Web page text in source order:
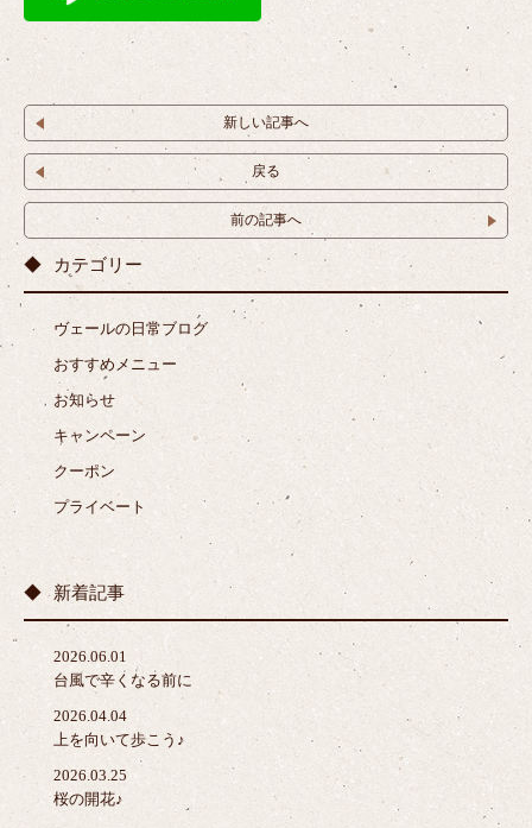
新しい記事へ
戻る
前の記事へ
カテゴリー
ヴェールの日常ブログ
おすすめメニュー
お知らせ
キャンペーン
クーポン
プライベート
新着記事
2026.06.01
台風で辛くなる前に
2026.04.04
上を向いて歩こう♪
2026.03.25
桜の開花♪